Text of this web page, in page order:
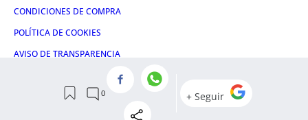
CONDICIONES DE COMPRA
POLÍTICA DE COOKIES
AVISO DE TRANSPARENCIA